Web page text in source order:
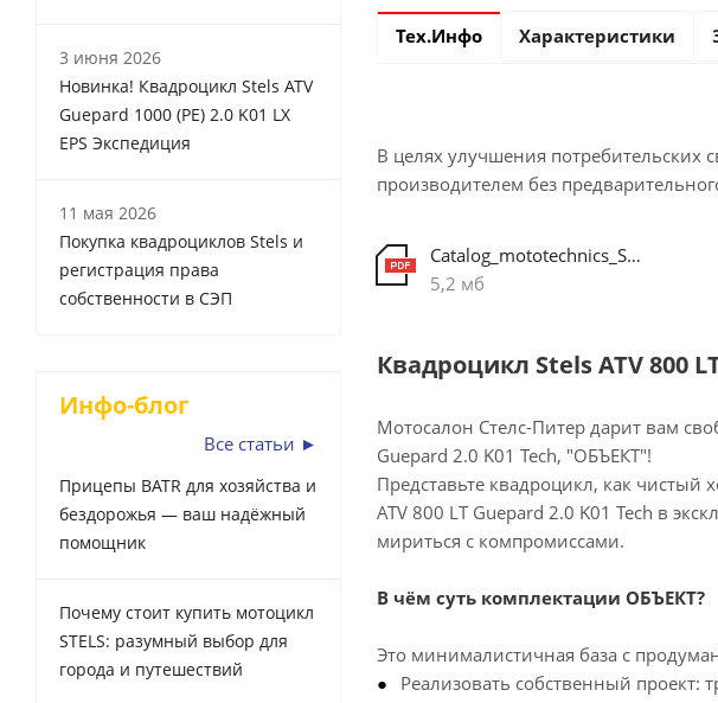
Тех.Инфо Характеристики
В целях улучшения потребительских
производителем без
Catalog_mototechnics_STELS1
5,2 мб
Квадроцикл Stels ATV 800
Мотосалон Стелс-Питер дарит вам
Guepard 2.0 K01 Tech, "ОБЪЕКТ"!
Представьте квадроцикл, как чистый
ATV 800 LT Guepard 2.0 K01 Tech в
мириться с компромиссами.
В чём суть комплектации ОБЪЕКТ?
Это минималистичная база с
Реализовать собственный
3 июня 2026
Новинка! Квадроцикл Stels ATV
Guepard 1000 (PE) 2.0 K01 LX
EPS Экспедиция
11 мая 2026
Покупка квадроциклов Stels и
регистрация права
собственности в СЭП
Инфо-блог
Все статьи ►
Прицепы BATR для хозяйства и
бездорожья — ваш надёжный
помощник
Почему стоит купить мотоцикл
STELS: разумный выбор для
города и путешествий